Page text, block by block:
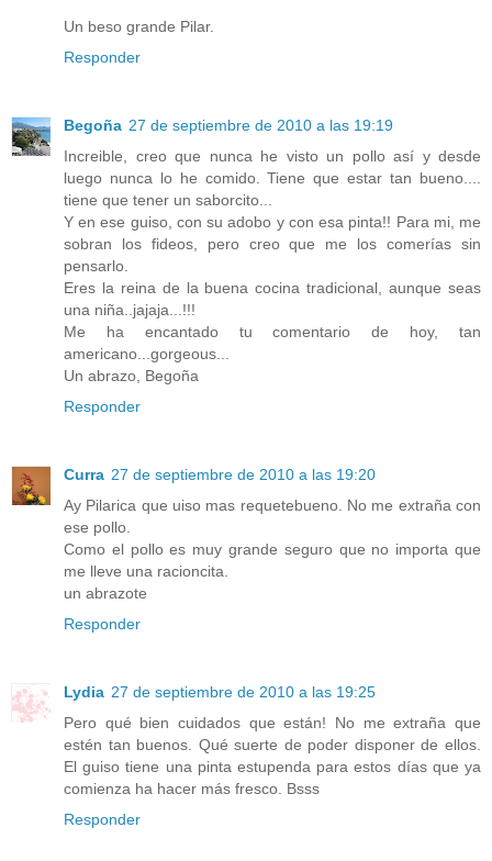
Un beso grande Pilar.
Responder
Begoña 27 de septiembre de 2010 a las 19:19
Increible, creo que nunca he visto un pollo así y desde
luego nunca lo he comido. Tiene que estar tan bueno....
tiene que tener un saborcito...
Y en ese guiso, con su adobo y con esa pinta!! Para mi, me
sobran los fideos, pero creo que me los comerías sin
pensarlo.
Eres la reina de la buena cocina tradicional, aunque seas
una niña..jajaja...!!!
Me ha encantado tu comentario de hoy, tan
americano...gorgeous...
Un abrazo, Begoña
Responder
Curra 27 de septiembre de 2010 a las 19:20
Ay Pilarica que uiso mas requetebueno. No me extraña con
ese pollo.
Como el pollo es muy grande seguro que no importa que
me lleve una racioncita.
un abrazote
Responder
Lydia 27 de septiembre de 2010 a las 19:25
Pero qué bien cuidados que están! No me extraña que
estén tan buenos. Qué suerte de poder disponer de ellos.
El guiso tiene una pinta estupenda para estos días que ya
comienza ha hacer más fresco. Bsss
Responder